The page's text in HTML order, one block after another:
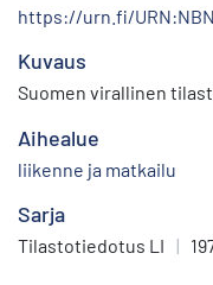
https://urn.fi/
Kuvaus
Suomen virallinen
Aihealue
liikenne ja matkailu
Sarja
Tilastotiedotus LI |